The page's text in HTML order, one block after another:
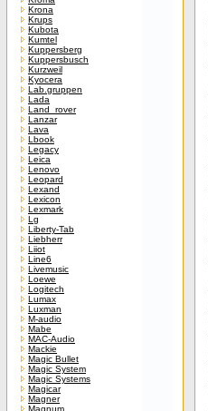
Krona
Krups
Kubota
Kumtel
Kuppersberg
Kuppersbusch
Kurzweil
Kyocera
Lab.gruppen
Lada
Land_rover
Lanzar
Lava
Lbook
Legacy
Leica
Lenovo
Leopard
Lexand
Lexicon
Lexmark
Lg
Liberty-Tab
Liebherr
Liiot
Line6
Livemusic
Loewe
Logitech
Lumax
Luxman
M-audio
Mabe
MAC-Audio
Mackie
Magic Bullet
Magic System
Magic Systems
Magicar
Magner
Magnum